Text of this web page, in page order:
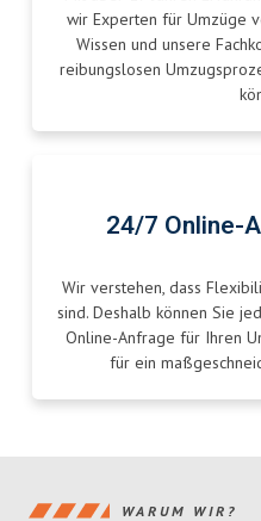
wir Experten für Umzüge
Wissen und unsere
reibungslosen
24/7 Online-
Wir verstehen, dass
sind. Deshalb können Sie
Online-Anfrage für Ihren
für ein
WARUM WIR?